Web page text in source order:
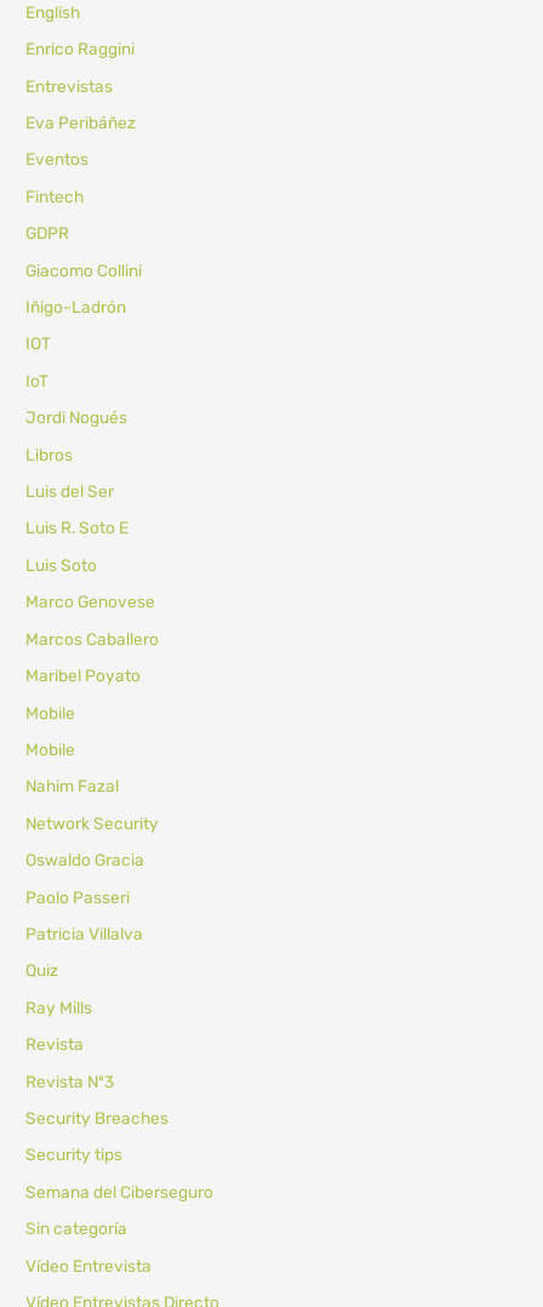
English
Enrico Raggini
Entrevistas
Eva Peribáñez
Eventos
Fintech
GDPR
Giacomo Collini
Iñigo-Ladrón
IOT
IoT
Jordi Nogués
Libros
Luis del Ser
Luis R. Soto E
Luis Soto
Marco Genovese
Marcos Caballero
Maribel Poyato
Mobile
Mobile
Nahim Fazal
Network Security
Oswaldo Gracia
Paolo Passeri
Patricia Villalva
Quiz
Ray Mills
Revista
Revista Nº3
Security Breaches
Security tips
Semana del Ciberseguro
Sin categoría
Vídeo Entrevista
Vídeo Entrevistas Directo